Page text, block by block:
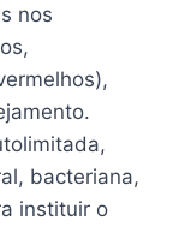
nos
bacteriana,
instituir o